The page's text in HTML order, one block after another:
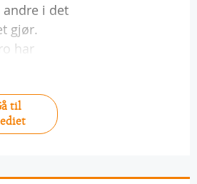
i det
gjør.
har
til